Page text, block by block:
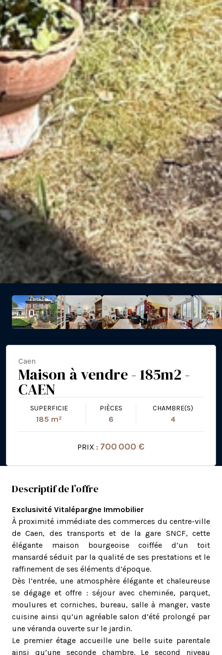
Caen
Maison à vendre - 185m2 -
CAEN
SUPERFICIE
185 m²
PIÈCES
6
CHAMBRE(S)
4
PRIX : 700 000 €
Descriptif de l’offre
Exclusivité Vitalépargne Immobilier
À proximité immédiate des commerces du centre-ville
de Caen, des transports et de la gare SNCF, cette
élégante maison bourgeoise coiffée d’un toit
mansardé séduit par la qualité de ses prestations et le
raffinement de ses éléments d’époque.
Dès l’entrée, une atmosphère élégante et chaleureuse
se dégage et offre : séjour avec cheminée, parquet,
moulures et corniches, bureau, salle à manger, vaste
cuisine ainsi qu’un agréable salon d’été prolongé par
une véranda ouverte sur le jardin.
Le premier étage accueille une belle suite parentale
ainsi qu’une seconde chambre. Le second niveau